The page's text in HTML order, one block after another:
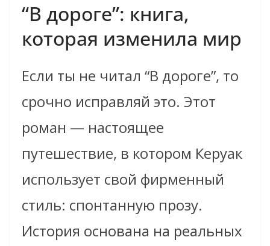
“В дороге”: книга,
которая изменила мир
Если ты не читал “В дороге”, то
срочно исправляй это. Этот
роман — настоящее
путешествие, в котором Керуак
использует свой фирменный
стиль: спонтанную прозу.
История основана на реальных